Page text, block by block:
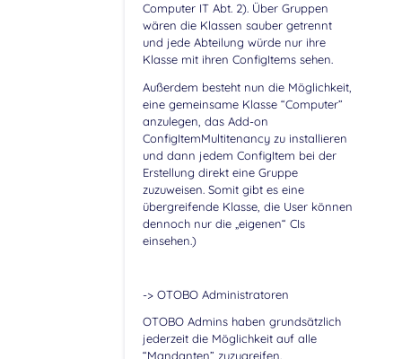
Computer IT Abt. 2). Über Gruppen
wären die Klassen sauber getrennt
und jede Abteilung würde nur ihre
Klasse mit ihren ConfigItems sehen.
Außerdem besteht nun die Möglichkeit,
eine gemeinsame Klasse “Computer”
anzulegen, das Add-on
ConfigItemMultitenancy zu installieren
und dann jedem ConfigItem bei der
Erstellung direkt eine Gruppe
zuzuweisen. Somit gibt es eine
übergreifende Klasse, die User können
dennoch nur die „eigenen“ CIs
einsehen.)
-> OTOBO Administratoren
OTOBO Admins haben grundsätzlich
jederzeit die Möglichkeit auf alle
“Mandanten” zuzugreifen.